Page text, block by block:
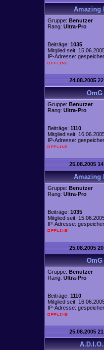
Amazing
Gruppe: Benutzer
Rang: Ultra-Pro
Beiträge: 1035
Mitglied seit:
IP-Adresse:
24.08.2005
OmG
Gruppe: Benutzer
Rang: Ultra-Pro
Beiträge: 1110
Mitglied seit:
IP-Adresse:
25.08.2005
Amazing
Gruppe: Benutzer
Rang: Ultra-Pro
Beiträge: 1035
Mitglied seit:
IP-Adresse:
25.08.2005
OmG
Gruppe: Benutzer
Rang: Ultra-Pro
Beiträge: 1110
Mitglied seit:
IP-Adresse:
25.08.2005